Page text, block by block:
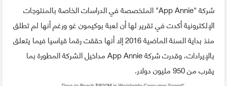
شركة "App Annie" المتخصصة في الدراسات الخاصة بالمنتوجات
الإلكترونية أكدت في تقرير لها أن لعبة بوكيمون غو ورغم أنها لم تطلق
منذ بداية السنة الماضية 2016 إلا أنها حققت رقما قياسيا فيما يتعلق
بالإيرادات، وقدرت شركة App Annie مداخيل الشركة المطورة بما
يقرب من 950 مليون دولار.